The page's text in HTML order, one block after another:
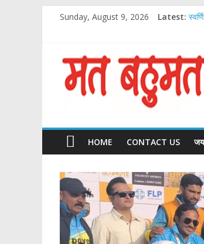
Sunday, August 9, 2026 Latest:
आदेश
IIJS
Matbahumat
HOME CONTACT US